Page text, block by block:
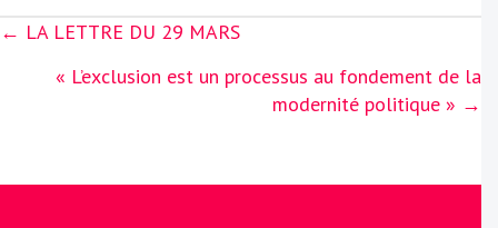
Posts
← LA LETTRE DU 29 MARS
« L’exclusion est un processus au fondement de la
modernité politique » →